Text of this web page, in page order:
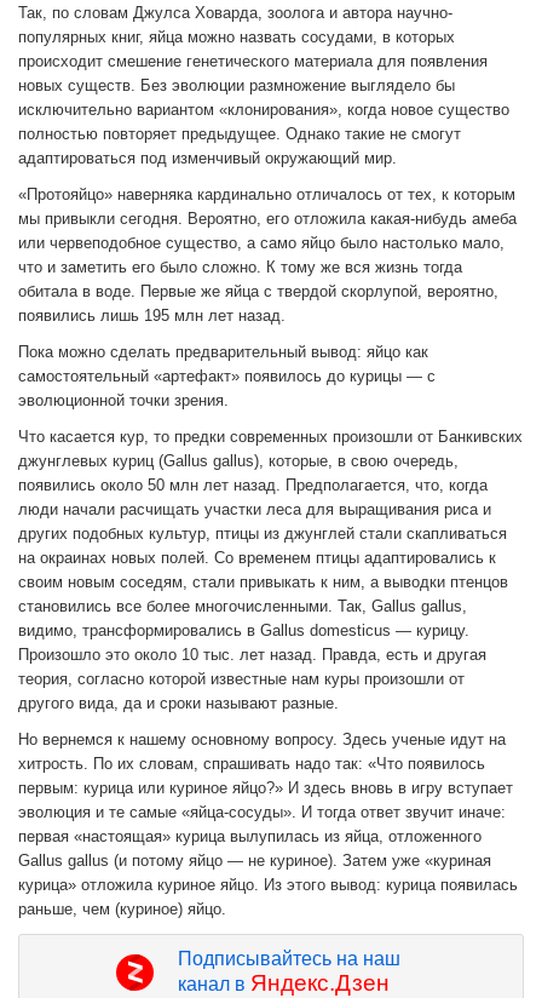
Так, по словам Джулса Ховарда, зоолога и автора научно-
популярных книг, яйца можно назвать сосудами, в которых
происходит смешение генетического материала для появления
новых существ. Без эволюции размножение выглядело бы
исключительно вариантом «клонирования», когда новое существо
полностью повторяет предыдущее. Однако такие не смогут
адаптироваться под изменчивый окружающий мир.
«Протояйцо» наверняка кардинально отличалось от тех, к которым
мы привыкли сегодня. Вероятно, его отложила какая-нибудь амеба
или червеподобное существо, а само яйцо было настолько мало,
что и заметить его было сложно. К тому же вся жизнь тогда
обитала в воде. Первые же яйца с твердой скорлупой, вероятно,
появились лишь 195 млн лет назад.
Пока можно сделать предварительный вывод: яйцо как
самостоятельный «артефакт» появилось до курицы — с
эволюционной точки зрения.
Что касается кур, то предки современных произошли от Банкивских
джунглевых куриц (Gallus gallus), которые, в свою очередь,
появились около 50 млн лет назад. Предполагается, что, когда
люди начали расчищать участки леса для выращивания риса и
других подобных культур, птицы из джунглей стали скапливаться
на окраинах новых полей. Со временем птицы адаптировались к
своим новым соседям, стали привыкать к ним, а выводки птенцов
становились все более многочисленными. Так, Gallus gallus,
видимо, трансформировались в Gallus domesticus — курицу.
Произошло это около 10 тыс. лет назад. Правда, есть и другая
теория, согласно которой известные нам куры произошли от
другого вида, да и сроки называют разные.
Но вернемся к нашему основному вопросу. Здесь ученые идут на
хитрость. По их словам, спрашивать надо так: «Что появилось
первым: курица или куриное яйцо?» И здесь вновь в игру вступает
эволюция и те самые «яйца-сосуды». И тогда ответ звучит иначе:
первая «настоящая» курица вылупилась из яйца, отложенного
Gallus gallus (и потому яйцо — не куриное). Затем уже «куриная
курица» отложила куриное яйцо. Из этого вывод: курица появилась
раньше, чем (куриное) яйцо.
Подписывайтесь на наш
канал в Яндекс.Дзен